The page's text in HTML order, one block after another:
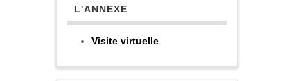
L'ANNEXE
Visite virtuelle